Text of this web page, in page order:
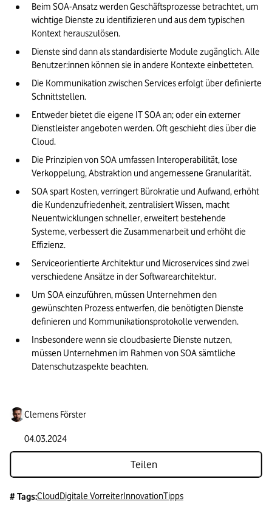
Beim SOA-Ansatz werden Geschäftsprozesse betrachtet, um
wichtige Dienste zu identifizieren und aus dem typischen
Kontext herauszulösen.
Dienste sind dann als standardisierte Module zugänglich. Alle
Benutzer:innen können sie in andere Kontexte einbetteten.
Die Kommunikation zwischen Services erfolgt über definierte
Schnittstellen.
Entweder bietet die eigene IT SOA an; oder ein externer
Dienstleister angeboten werden. Oft geschieht dies über die
Cloud.
Die Prinzipien von SOA umfassen Interoperabilität, lose
Verkoppelung, Abstraktion und angemessene Granularität.
SOA spart Kosten, verringert Bürokratie und Aufwand, erhöht
die Kundenzufriedenheit, zentralisiert Wissen, macht
Neuentwicklungen schneller, erweitert bestehende
Systeme, verbessert die Zusammenarbeit und erhöht die
Effizienz.
Serviceorientierte Architektur und Microservices sind zwei
verschiedene Ansätze in der Softwarearchitektur.
Um SOA einzuführen, müssen Unternehmen den
gewünschten Prozess entwerfen, die benötigten Dienste
definieren und Kommunikationsprotokolle verwenden.
Insbesondere wenn sie cloudbasierte Dienste nutzen,
müssen Unternehmen im Rahmen von SOA sämtliche
Datenschutzaspekte beachten.
Clemens Förster
04.03.2024
Teilen
# Tags:CloudDigitale VorreiterInnovationTipps